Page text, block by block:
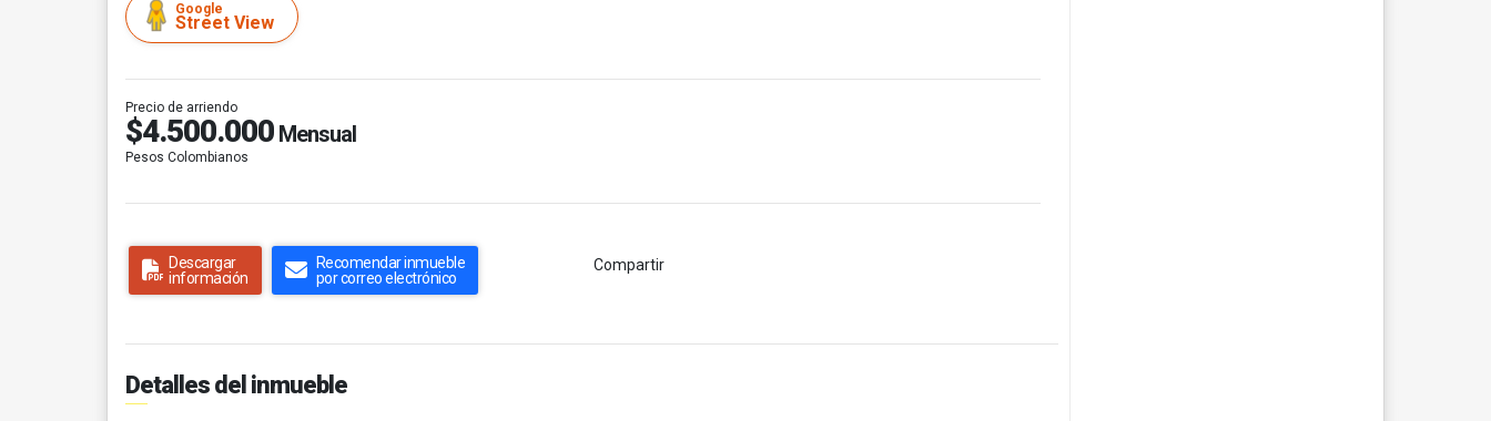
Google
Street View
Precio de arriendo
$4.500.000 Mensual
Pesos Colombianos
Descargar
información
Recomendar inmueble
por correo electrónico
Compartir
Detalles del inmueble